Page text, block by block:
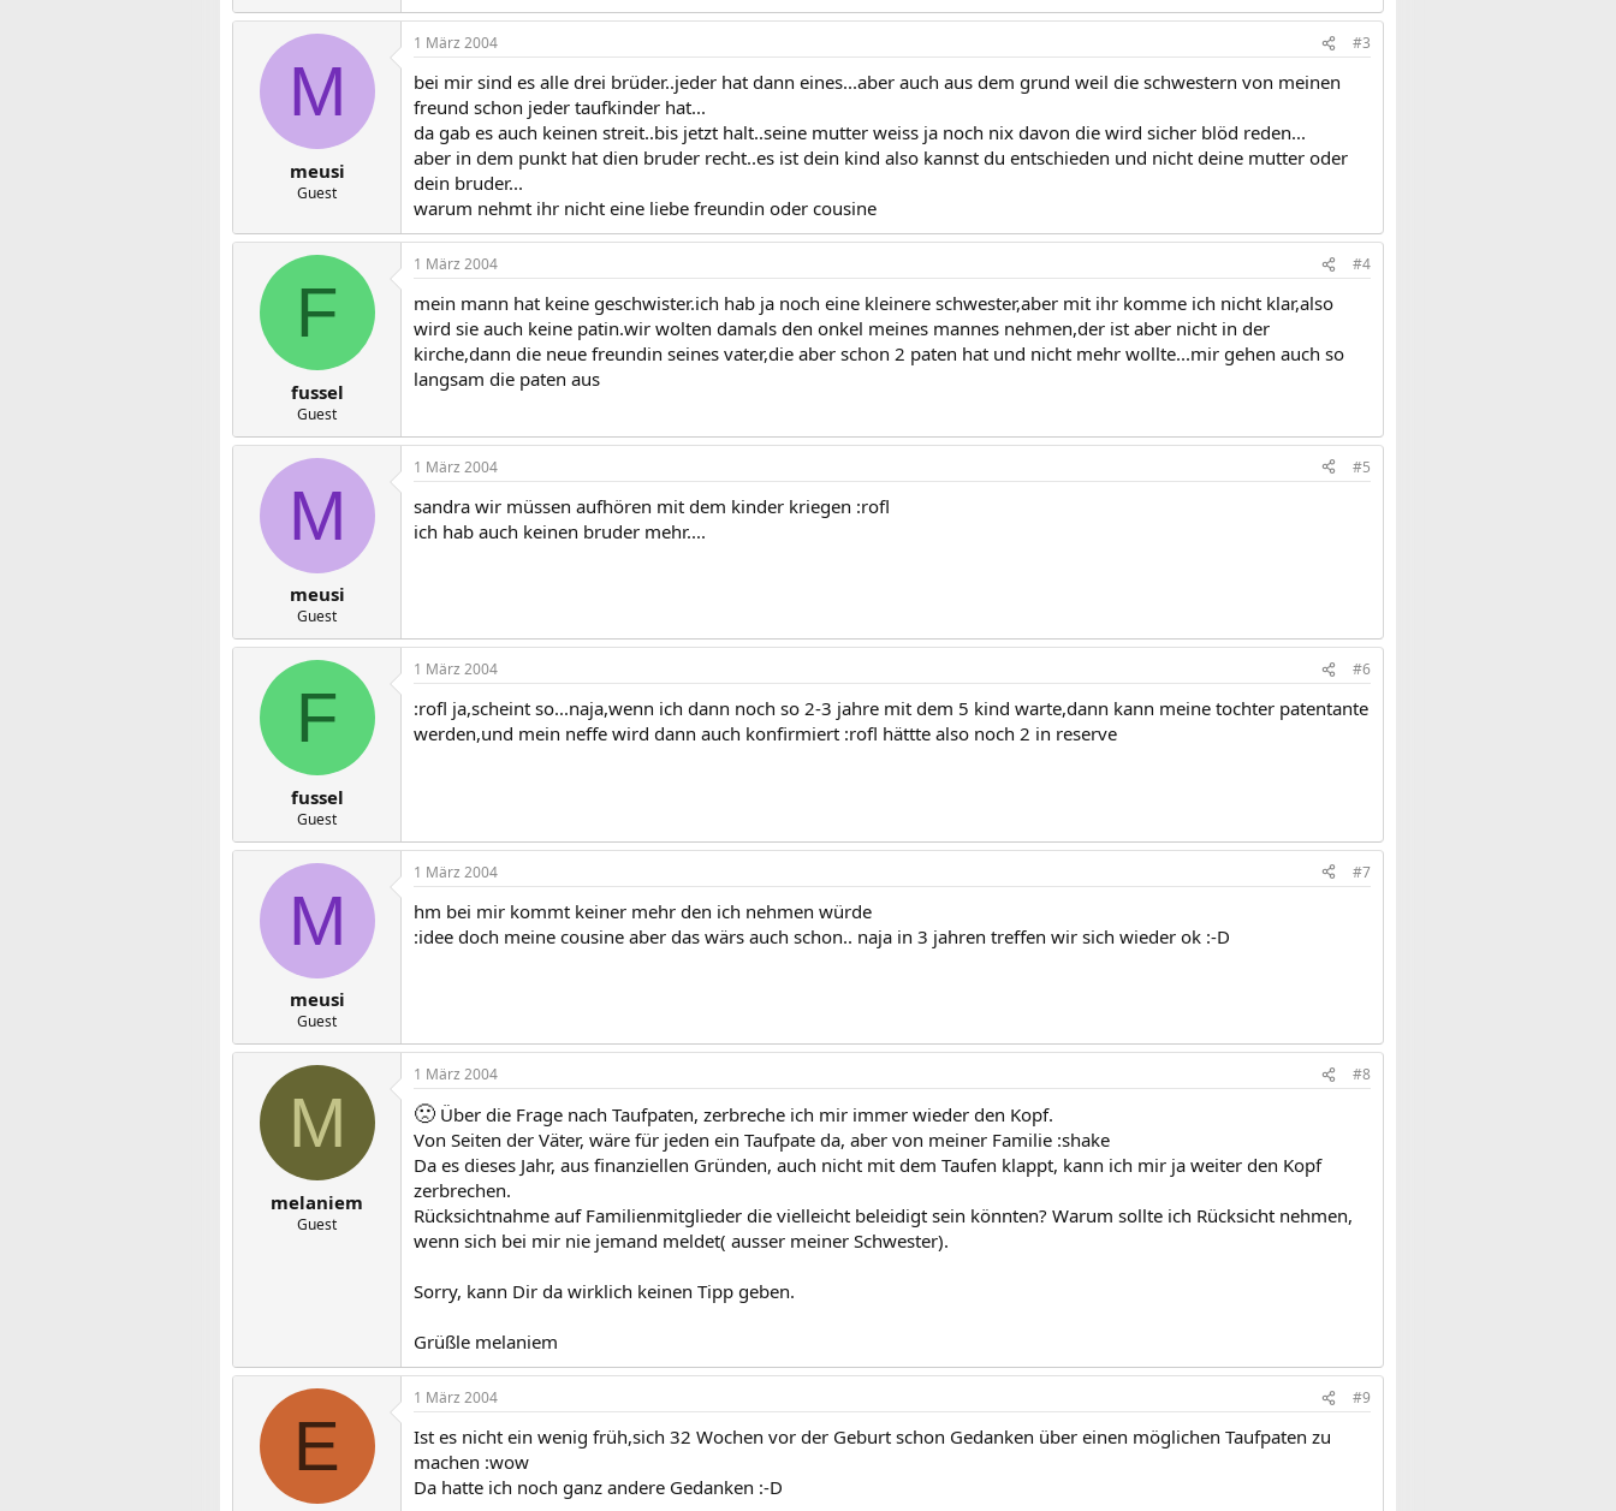
M
meusi
Guest
1 März 2004 #3
bei mir sind es alle drei brüder..jeder hat dann eines...aber auch aus dem grund weil die schwestern von meinen
freund schon jeder taufkinder hat...
da gab es auch keinen streit..bis jetzt halt..seine mutter weiss ja noch nix davon die wird sicher blöd reden...
aber in dem punkt hat dien bruder recht..es ist dein kind also kannst du entschieden und nicht deine mutter oder
dein bruder...
warum nehmt ihr nicht eine liebe freundin oder cousine
F
fussel
Guest
1 März 2004 #4
mein mann hat keine geschwister.ich hab ja noch eine kleinere schwester,aber mit ihr komme ich nicht klar,also
wird sie auch keine patin.wir wolten damals den onkel meines mannes nehmen,der ist aber nicht in der
kirche,dann die neue freundin seines vater,die aber schon 2 paten hat und nicht mehr wollte...mir gehen auch so
langsam die paten aus
M
meusi
Guest
1 März 2004 #5
sandra wir müssen aufhören mit dem kinder kriegen :rofl
ich hab auch keinen bruder mehr....
F
fussel
Guest
1 März 2004 #6
:rofl ja,scheint so...naja,wenn ich dann noch so 2-3 jahre mit dem 5 kind warte,dann kann meine tochter patentante
werden,und mein neffe wird dann auch konfirmiert :rofl hättte also noch 2 in reserve
M
meusi
Guest
1 März 2004 #7
hm bei mir kommt keiner mehr den ich nehmen würde
:idee doch meine cousine aber das wärs auch schon.. naja in 3 jahren treffen wir sich wieder ok :-D
M
melaniem
Guest
1 März 2004 #8
🙁 Über die Frage nach Taufpaten, zerbreche ich mir immer wieder den Kopf.
Von Seiten der Väter, wäre für jeden ein Taufpate da, aber von meiner Familie :shake
Da es dieses Jahr, aus finanziellen Gründen, auch nicht mit dem Taufen klappt, kann ich mir ja weiter den Kopf
zerbrechen.
Rücksichtnahme auf Familienmitglieder die vielleicht beleidigt sein könnten? Warum sollte ich Rücksicht nehmen,
wenn sich bei mir nie jemand meldet( ausser meiner Schwester).
Sorry, kann Dir da wirklich keinen Tipp geben.
Grüßle melaniem
E
1 März 2004 #9
Ist es nicht ein wenig früh,sich 32 Wochen vor der Geburt schon Gedanken über einen möglichen Taufpaten zu
machen :wow
Da hatte ich noch ganz andere Gedanken :-D